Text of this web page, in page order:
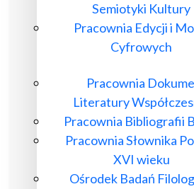
Semiotyki Kultury
Pracownia Edycji i
Cyfrowych
Pracownia
Literatury
Pracownia Bibliografii
Pracownia Słownika
XVI wieku
Ośrodek Badań